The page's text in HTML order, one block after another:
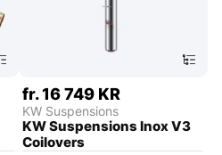
fr. 16 749 KR
KW Suspensions
KW Suspensions Inox V3
Coilovers